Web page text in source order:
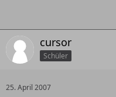
cursor
Schüler
25. April 2007